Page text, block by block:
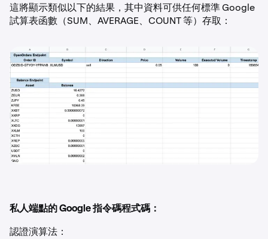
這將顯示類似以下的結果，其中資料可供任何標準 Google
試算表函數（SUM、AVERAGE、COUNT 等）存取：
私人端點的 Google 指令碼程式碼：
認證演算法：